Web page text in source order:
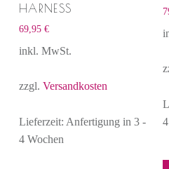
HARNESS
69,95 €
inkl. MwSt.
zzgl. Versandkosten
Lieferzeit: Anfertigung in 3 -
4 Wochen